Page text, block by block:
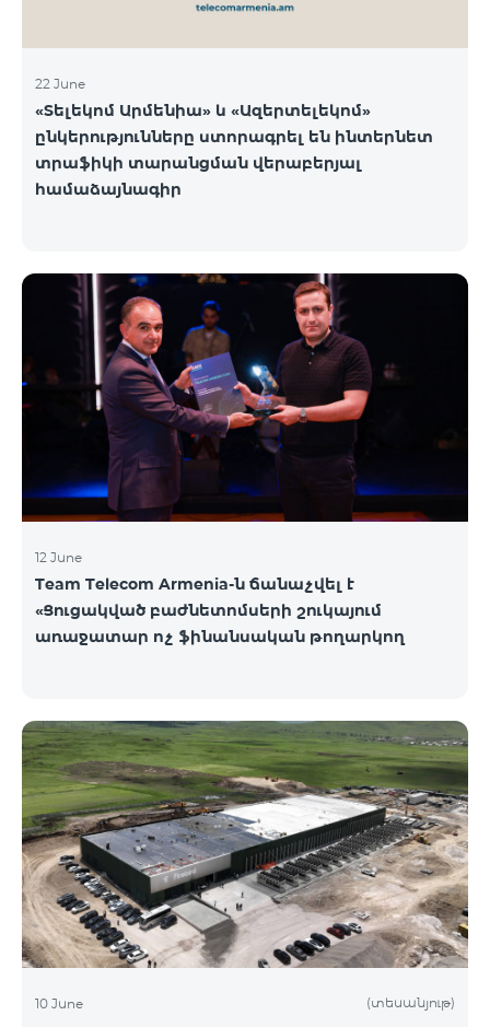
22 June
«Տելեկոմ Արմենիա» և «Ազերտելեկոմ»
ընկերությունները ստորագրել են ինտերնետ
տրաֆիկի տարանցման վերաբերյալ
համաձայնագիր
12 June
Team Telecom Armenia-ն ճանաչվել է
«Ցուցակված բաժնետոմսերի շուկայում
առաջատար ոչ ֆինանսական թողարկող
10 June (տեսանյութ)